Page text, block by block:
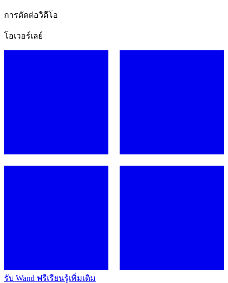
การตัดต่อวิดีโอ
โอเวอร์เลย์
รับ Wand ฟรีเรียนรู้เพิ่มเติม